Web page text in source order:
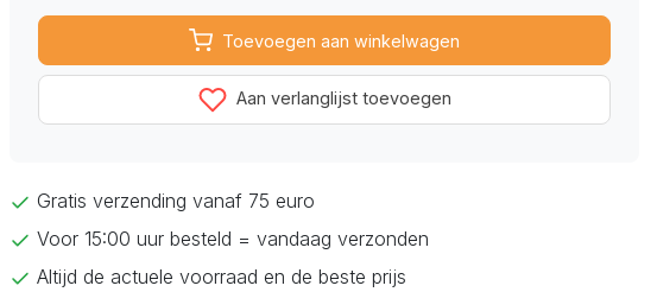
Toevoegen aan winkelwagen
Aan verlanglijst toevoegen
Gratis verzending vanaf 75 euro
Voor 15:00 uur besteld = vandaag verzonden
Altijd de actuele voorraad en de beste prijs